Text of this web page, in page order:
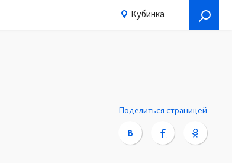
Кубинка
Поделиться страницей